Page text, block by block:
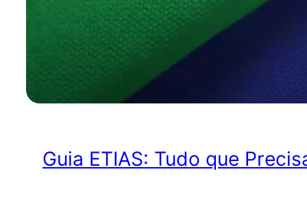
Guia ETIAS: Tudo que